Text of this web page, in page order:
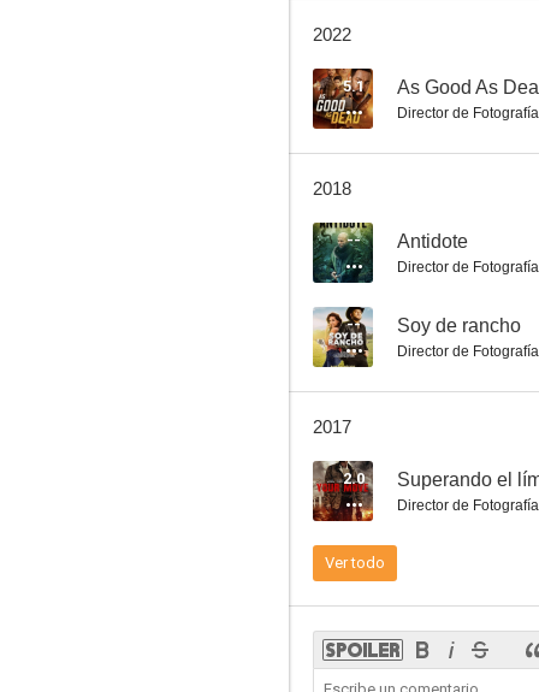
--
2022
5.1
Director de Fotografía
2018
-- Antidote
Director de Fotografía
-- Soy de rancho
Director de Fotografía
2017
2.0 Superando el
Director de Fotografía
Ver todo